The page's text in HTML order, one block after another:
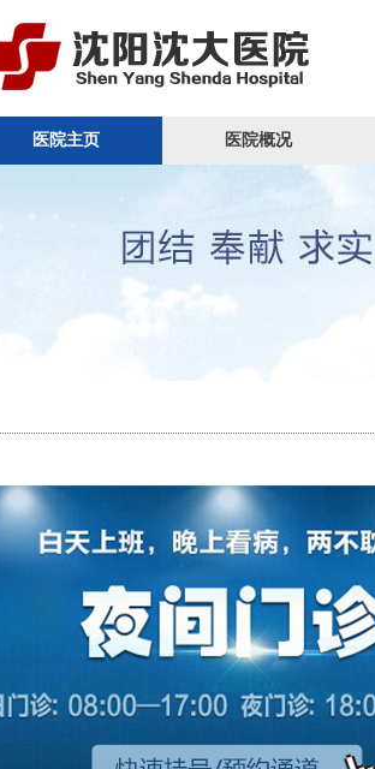
医院主页 医院概况